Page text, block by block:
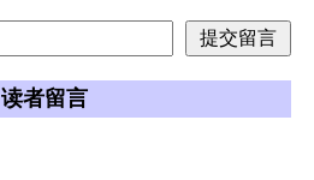
读者留言